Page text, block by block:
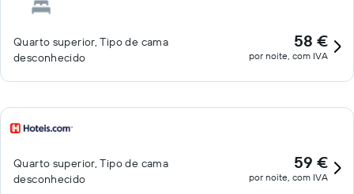
Quarto superior, Tipo de cama
desconhecido
58 €
por noite, com IVA
Quarto superior, Tipo de cama
desconhecido
59 €
por noite, com IVA